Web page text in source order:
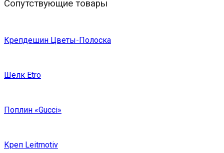
Сопутствующие товары
Крепдешин Цветы-Полоска
Шелк Etro
Поплин «Gucci»
Креп Leitmotiv